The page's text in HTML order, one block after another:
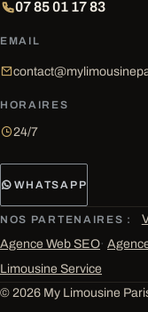
07 85 01 17 83
EMAIL
HORAIRES
24/7
WHATSAPP
NOS PARTENAIRES :
Agence Web SEO·
Limousine Service
© 2026 My Limousine